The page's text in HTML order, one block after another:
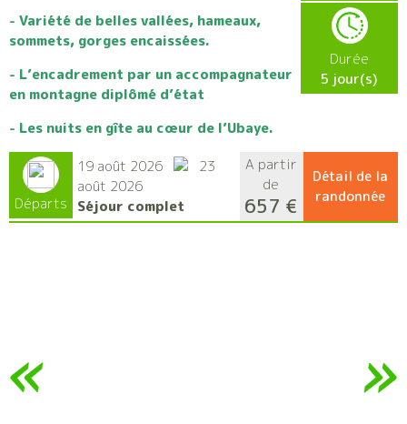
- Variété de belles vallées, hameaux,
sommets, gorges encaissées.
- L’encadrement par un accompagnateur
en montagne diplômé d’état
- Les nuits en gîte au cœur de l’Ubaye.
Durée
5 jour(s)
Départs
19 août 2026
23
août 2026
Séjour complet
A partir
de
657 €
Détail de la
randonnée